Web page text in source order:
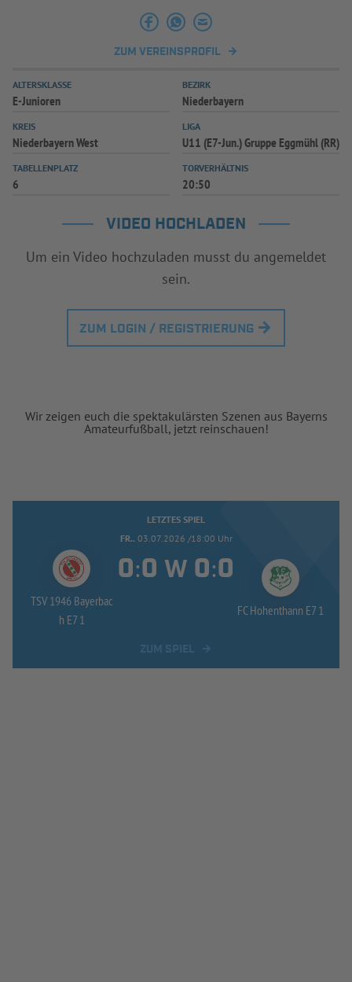
ZUM VEREINSPROFIL
ALTERSKLASSE
E-Junioren
BEZIRK
Niederbayern
KREIS
Niederbayern West
LIGA
U11 (E7-Jun.) Gruppe Eggmühl (RR)
TABELLENPLATZ
6
TORVERHÄLTNIS
20:50
VIDEO HOCHLADEN
Um ein Video hochzuladen musst du angemeldet
sein.
ZUM LOGIN / REGISTRIERUNG
Wir zeigen euch die spektakulärsten Szenen aus Bayerns
Amateurfußball, jetzt reinschauen!
LETZTES SPIEL
FR.. 03.07.2026 /18:00 Uhr
TSV 1946 Bayerbac
h E7 1
: W :
FC Hohenthann E7 1